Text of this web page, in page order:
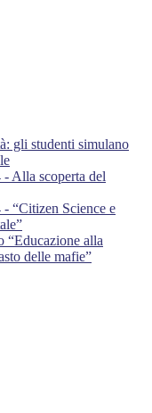
gli studenti simulano
Alla scoperta del
“Citizen Science e
“Educazione alla
delle mafie”